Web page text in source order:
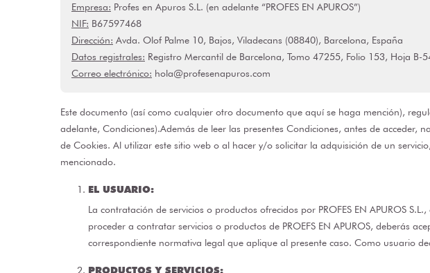
Empresa: Profes en Apuros S.L. (en adelante “PROFES EN APUROS”)
NIF: B67597468
Dirección: Avda. Olof Palme 10, Bajos, Viladecans (08840), Barcelona, España
Datos registrales: Registro Mercantil de Barcelona, Tomo 47255, Folio 153, Hoja B-
Correo electrónico: hola@profesenapuros.com
Este documento (así como cualquier otro documento que aquí se haga mención),
adelante, Condiciones).Además de leer las presentes Condiciones, antes de acceder,
de Cookies. Al utilizar este sitio web o al hacer y/o solicitar la adquisición de un
mencionado.
EL USUARIO:
La contratación de servicios o productos ofrecidos por PROFES EN APUROS
proceder a contratar servicios o productos de PROEFS EN APUROS, deberás
correspondiente normativa legal que aplique al presente caso. Como usuario
PRODUCTOS Y SERVICIOS: